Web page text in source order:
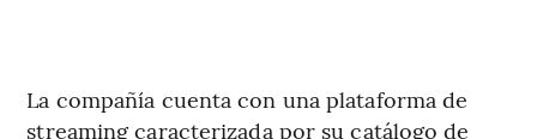
La compañía cuenta con una plataforma de
streaming caracterizada por su catálogo de